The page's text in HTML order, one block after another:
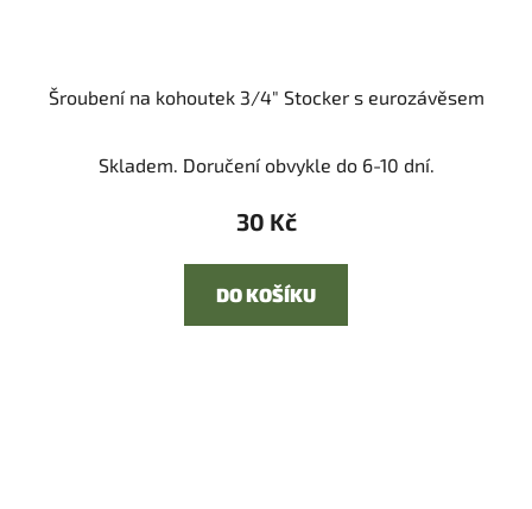
Šroubení na kohoutek 3/4" Stocker s eurozávěsem
Skladem. Doručení obvykle do 6-10 dní.
30 Kč
DO KOŠÍKU